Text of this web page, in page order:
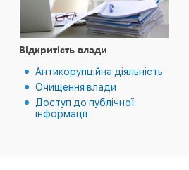
Відкритість влади
Антикорупційна діяльність
Очищення влади
Доступ до публічної
інформації